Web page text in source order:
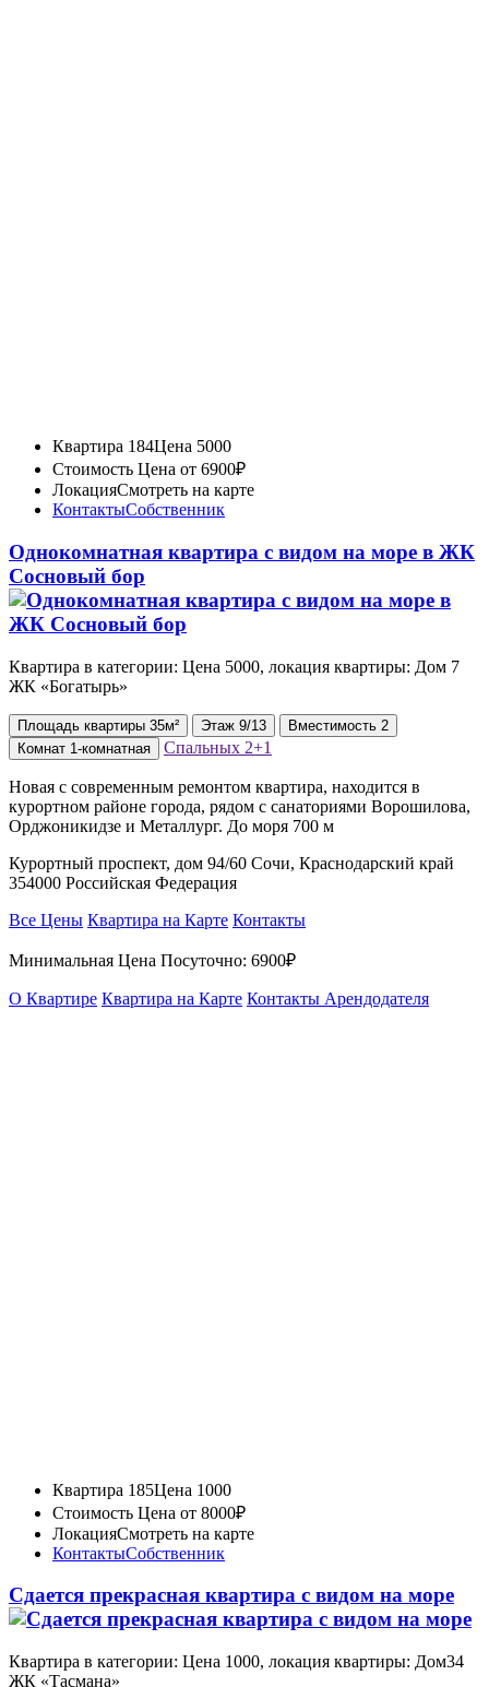
Квартира 184Цена 5000
Стоимость Цена от 6900₽
ЛокацияСмотреть на карте
КонтактыСобственник
Однокомнатная квартира с видом на море в ЖК
Сосновый бор
Квартира в категории: Цена 5000, локация квартиры: Дом 7
ЖК «Богатырь»
Площадь квартиры 35м² Этаж 9/13 Вместимость 2
Комнат 1-комнатная Спальных 2+1
Новая с современным ремонтом квартира, находится в
курортном районе города, рядом с санаториями Ворошилова,
Орджоникидзе и Металлург. До моря 700 м
Курортный проспект, дом 94/60 Сочи, Краснодарский край
354000 Российская Федерация
Все Цены Квартира на Карте Контакты
Минимальная Цена Посуточно: 6900₽
О Квартире Квартира на Карте Контакты Арендодателя
Квартира 185Цена 1000
Стоимость Цена от 8000₽
ЛокацияСмотреть на карте
КонтактыСобственник
Сдается прекрасная квартира с видом на море
Квартира в категории: Цена 1000, локация квартиры: Дом34
ЖК «Тасмана»